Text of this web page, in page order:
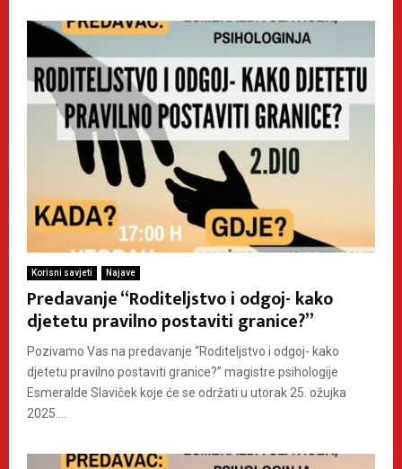
Korisni savjeti Najave
Predavanje “Roditeljstvo i odgoj- kako
djetetu pravilno postaviti granice?”
Pozivamo Vas na predavanje “Roditeljstvo i odgoj- kako
djetetu pravilno postaviti granice?” magistre psihologije
Esmeralde Slaviček koje će se održati u utorak 25. ožujka
2025....